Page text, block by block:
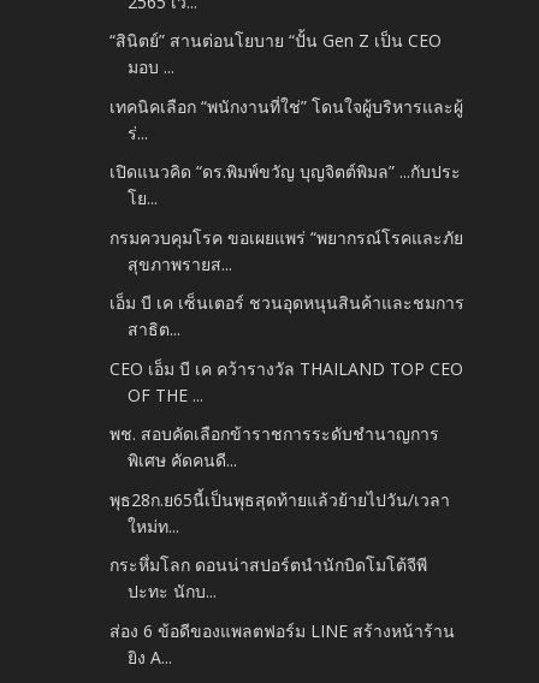
“สินิตย์” สานต่อนโยบาย “ปั้น Gen Z เป็น CEO
มอบ ...
เทคนิคเลือก “พนักงานที่ใช่” โดนใจผู้บริหารและผู้
ร่...
เปิดแนวคิด “ดร.พิมพ์ขวัญ บุญจิตต์พิมล” ...กับประ
โย...
กรมควบคุมโรค ขอเผยแพร่ “พยากรณ์โรคและภัย
สุขภาพรายส...
เอ็ม บี เค เซ็นเตอร์ ชวนอุดหนุนสินค้าและชมการ
สาธิต...
CEO เอ็ม บี เค คว้ารางวัล THAILAND TOP CEO
OF THE ...
พช. สอบคัดเลือกข้าราชการระดับชำนาญการ
พิเศษ คัดคนดี...
พุธ28ก.ย65นี้เป็นพุธสุดท้ายแล้วย้ายไปวัน/เวลา
ใหม่ท...
กระหึ่มโลก ดอนน่าสปอร์ตนำนักบิดโมโต้จีพี
ปะทะ นักบ...
ส่อง 6 ข้อดีของแพลตฟอร์ม LINE สร้างหน้าร้าน
ยิง A...